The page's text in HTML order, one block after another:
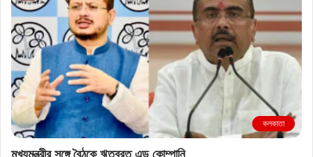
কলকাতা
“বিধানসভায় পরিকল্পিতভাবে কথা বলতে দেওয়া হচ্ছে না!” এবার কলকাতা
হাই কোর্টের দ্বারস্থ বিধায়ক কুণাল ঘোষ
August 7, 2026